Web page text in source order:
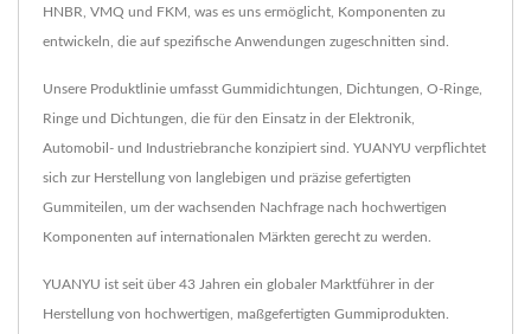
HNBR, VMQ und FKM, was es uns ermöglicht, Komponenten zu
entwickeln, die auf spezifische Anwendungen zugeschnitten sind.
Unsere Produktlinie umfasst Gummidichtungen, Dichtungen, O-Ringe,
Ringe und Dichtungen, die für den Einsatz in der Elektronik,
Automobil- und Industriebranche konzipiert sind. YUANYU verpflichtet
sich zur Herstellung von langlebigen und präzise gefertigten
Gummiteilen, um der wachsenden Nachfrage nach hochwertigen
Komponenten auf internationalen Märkten gerecht zu werden.
YUANYU ist seit über 43 Jahren ein globaler Marktführer in der
Herstellung von hochwertigen, maßgefertigten Gummiprodukten.